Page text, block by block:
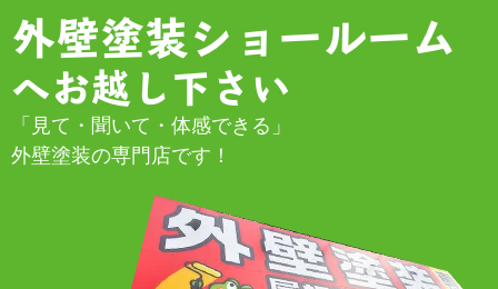
外壁塗装ショールーム
へお越し下さい
「見て・聞いて・体感できる」
外壁塗装の専門店です！